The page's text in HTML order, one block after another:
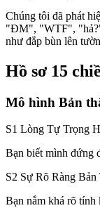
Chúng tôi đã phát
"ĐM", "WTF",
như đắp bùn lên
Hồ sơ 15
Mô hình Bản
S1 Lòng Tự Trọng H
Bạn biết mình đứng
S2 Sự Rõ Ràng Bản
Bạn nắm khá rõ tính